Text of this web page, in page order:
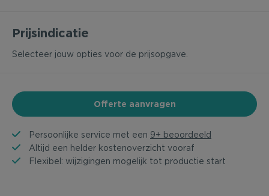
Prijsindicatie
Selecteer jouw opties voor de prijsopgave.
Offerte aanvragen
Persoonlijke service met een 9+ beoordeeld
Altijd een helder kostenoverzicht vooraf
Flexibel: wijzigingen mogelijk tot productie start